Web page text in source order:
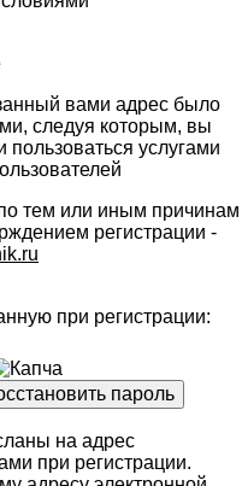
вами адрес было
следуя которым, вы
пользоваться услугами
тем или иным причинам
регистрации -
при регистрации:
на адрес
при регистрации.